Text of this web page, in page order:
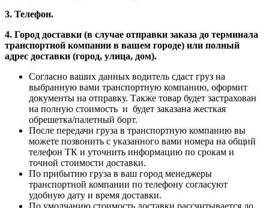
3. Телефон.
4. Город доставки (в случае отправки заказа до терминала
транспортной компании в вашем городе) или полный
адрес доставки (город, улица, дом).
Согласно ваших данных водитель сдаст груз на
выбранную вами транспортную компанию, оформит
документы на отправку. Также товар будет застрахован
на полную стоимость и будет заказана жесткая
обрешетка/палетный борт.
После передачи груза в транспортную компанию вы
можете позвонить с указанного вами номера на общий
телефон ТК и уточнить информацию по срокам и
точной стоимости доставки.
По прибытию груза в ваш город менеджеры
транспортной компании по телефону согласуют
удобную дату и время доставки.